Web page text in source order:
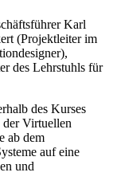
Karl
(Projektleiter im
des Lehrstuhls für
des Kurses
der Virtuellen
ab dem
auf eine
und